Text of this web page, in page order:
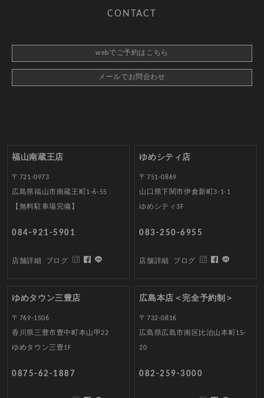
CONTACT
webでご予約はこちら
メールでお問合わせ
福山南蔵王店
〒721-0973
広島県福山市南蔵王町1-6-55
【無料駐車場完備】
084-921-5901
店舗詳細 ブログ
ゆめシティ店
〒751-0869
山口県下関市伊倉新町3-1-1
ゆめシティ3F
083-250-6955
店舗詳細 ブログ
ゆめタウン三豊店
〒769-1506
香川県三豊市豊中町本山甲22
ゆめタウン三豊1F
0875-62-1887
広島本店＜完全予約制＞
〒732-0816
広島県広島市南区比治山本町15-
20
082-259-3000